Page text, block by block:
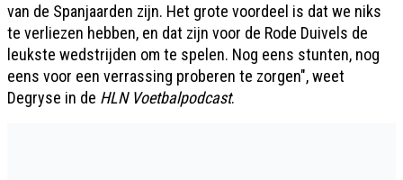
van de Spanjaarden zijn. Het grote voordeel is dat we niks
te verliezen hebben, en dat zijn voor de Rode Duivels de
leukste wedstrijden om te spelen. Nog eens stunten, nog
eens voor een verrassing proberen te zorgen", weet
Degryse in de HLN Voetbalpodcast.